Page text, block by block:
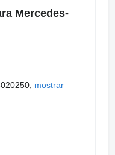
Mercedes-
mostrar